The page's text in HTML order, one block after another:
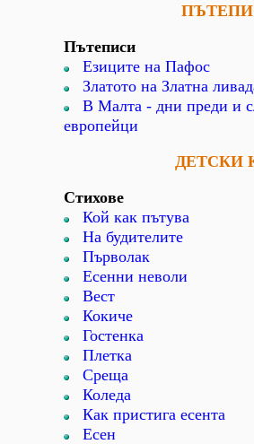
Пътеписи
Езиците на Пафос
Златото на Златна
В Малта - дни преди и
европейци
ДЕТСКИ
Стихове
Кой как пътува
На будителите
Първолак
Есенни неволи
Вест
Кокиче
Гостенка
Плетка
Среща
Коледа
Как пристига есента
Есен